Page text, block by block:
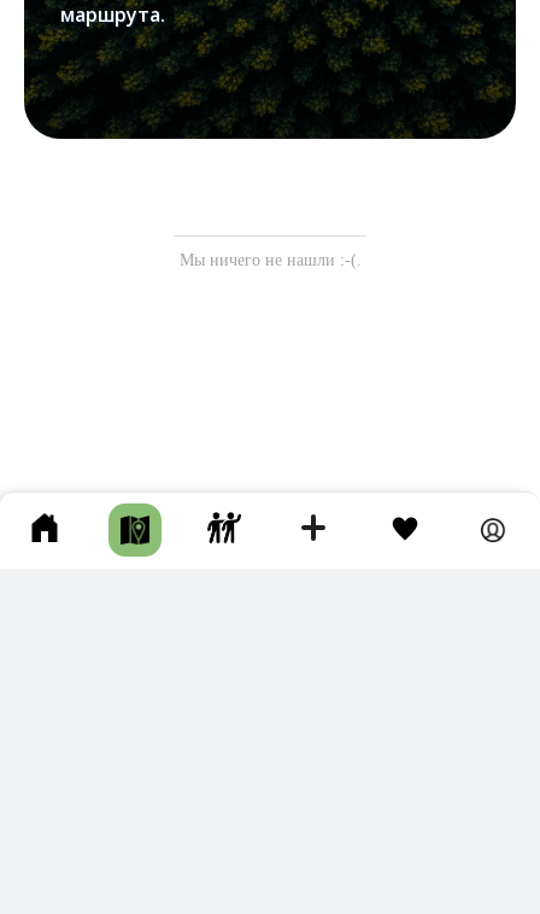
маршрута.
Мы ничего не нашли :-(.